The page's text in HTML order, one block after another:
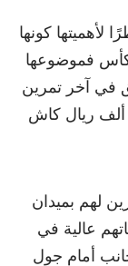
لأهميتها كونها
فموضوعها
في آخر تمرين
ريال كاش
لهم بميدان
عالية في
أمام جول